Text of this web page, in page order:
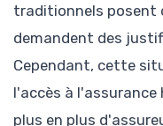
traditionnels posent
demandent des
Cependant, cette
l'accès à
plus en plus